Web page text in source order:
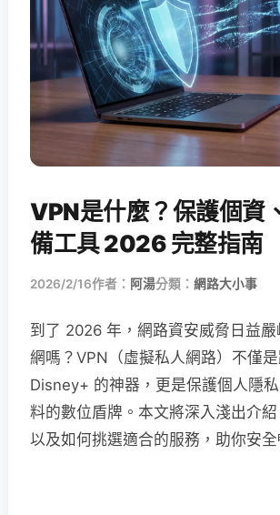
VPN是什麼？保護個資
備工具 2026 完整指南
2026/2/16作者： 阿湯分類： 網路大小事
到了 2026 年，網路資安威脅日益
網嗎？VPN（虛擬私人網路）不僅
Disney+ 的神器，更是保護個人隱
料的數位盾牌。本文將深入淺出介
以及如何挑選適合的服務，助你安全